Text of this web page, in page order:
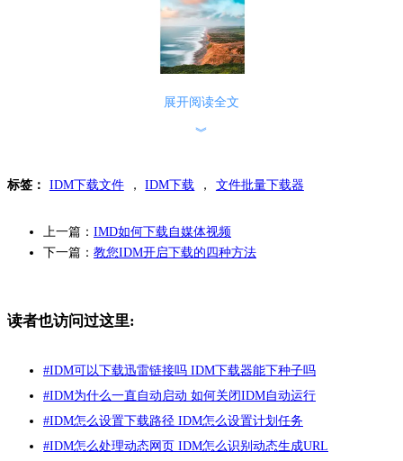
菜单，上面有小、中、大以及原始尺寸4个图片规格。小编要下
键菜单中选择“复制链接”。
图3：鼠标右键菜单选项
展开阅读全文
︾
标签： IDM下载文件 ， IDM下载 ， 文件批量下载器
上一篇： IMD如何下载自媒体视频
下一篇： 教您IDM开启下载的四种方法
读者也访问过这里:
#IDM可以下载迅雷链接吗 IDM下载器能下种子吗
#IDM为什么一直自动启动 如何关闭IDM自动运行
#IDM怎么设置下载路径 IDM怎么设置计划任务
#IDM怎么处理动态网页 IDM怎么识别动态生成URL